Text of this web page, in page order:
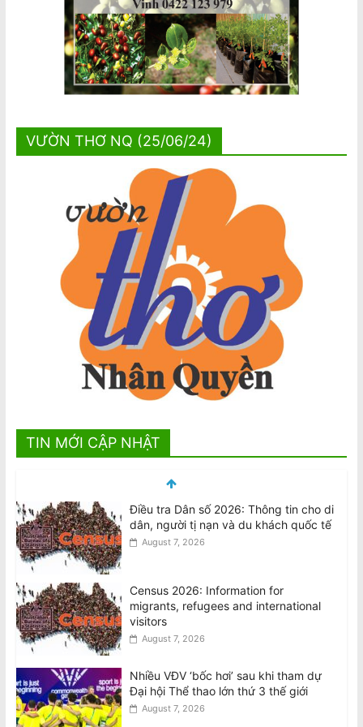
VƯỜN THƠ NQ (25/06/24)
TIN MỚI CẬP NHẬT
Census 2026: Information for
migrants, refugees and international
visitors
Nhiều VĐV ‘bốc hơi’ sau khi tham dự
Đại hội Thể thao lớn thứ 3 thế giới
August 7, 2026
Nghiên cứu Úc: Nắng nóng cực đoan
nguy cơ ảnh hưởng đến sức khỏe tâm
thần ở trẻ em